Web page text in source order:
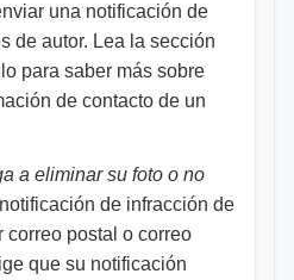
una notificación de
de autor. Lea la sección
para saber más sobre
de contacto de un
a eliminar su foto o no
de infracción de
correo postal o correo
que su notificación